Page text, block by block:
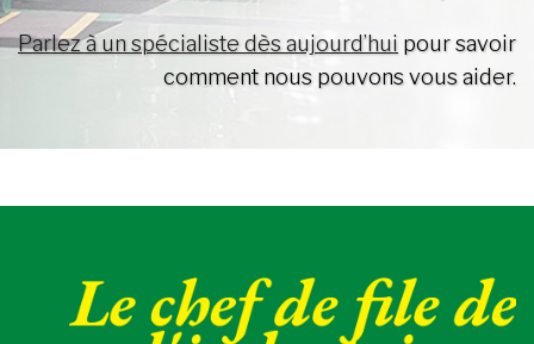
Parlez à un spécialiste dès aujourd’hui pour savoir
comment nous pouvons vous aider.